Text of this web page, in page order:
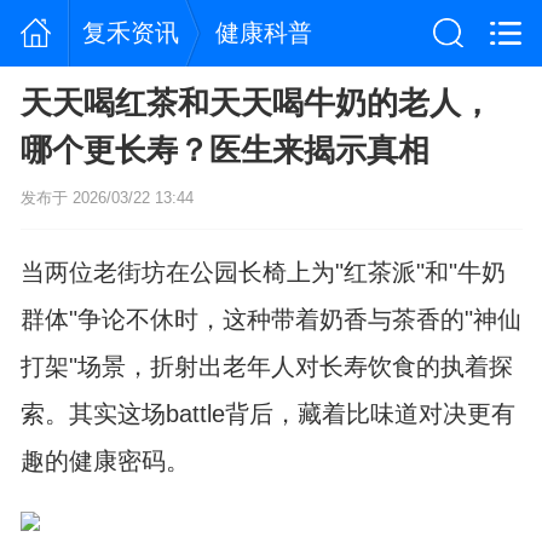
复禾资讯 健康科普
天天喝红茶和天天喝牛奶的老人，
哪个更长寿？医生来揭示真相
发布于 2026/03/22 13:44
当两位老街坊在公园长椅上为"红茶派"和"牛奶
群体"争论不休时，这种带着奶香与茶香的"神仙
打架"场景，折射出老年人对长寿饮食的执着探
索。其实这场battle背后，藏着比味道对决更有
趣的健康密码。